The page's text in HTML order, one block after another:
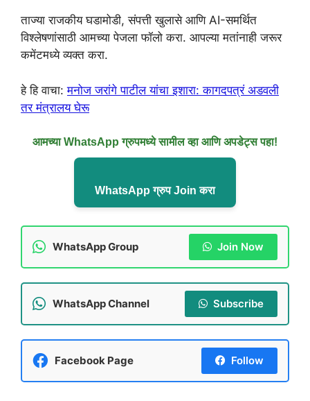
ताज्या राजकीय घडामोडी, संपत्ती खुलासे आणि AI-समर्थित
विश्लेषणांसाठी आमच्या पेजला फॉलो करा. आपल्या मतांनाही जरूर
कमेंटमध्ये व्यक्त करा.
हे हि वाचा:मनोज जरांगे पाटील यांचा इशारा: कागदपत्रं अडवली
तर मंत्रालय घेरू
आमच्या WhatsApp ग्रुपमध्ये सामील व्हा आणि अपडेट्स पहा!
WhatsApp ग्रुप Join करा
WhatsApp Group Join Now
WhatsApp Channel Subscribe
Facebook Page Follow